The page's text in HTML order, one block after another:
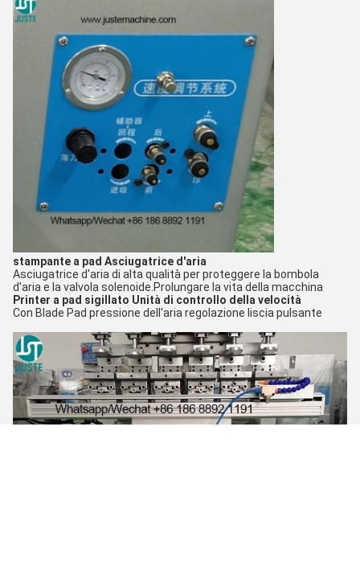
stampante a pad Asciugatrice d'aria
Asciugatrice d'aria di alta qualità per proteggere la bombola
d'aria e la valvola solenoide. Prolungare la vita della macchina
Printer a pad sigillato Unità di controllo della velocità
Con Blade Pad pressione dell'aria regolazione liscia pulsante